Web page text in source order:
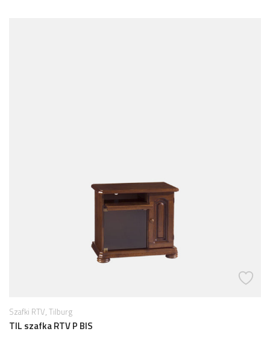
Szafki RTV, Tilburg
TIL szafka RTV P BIS